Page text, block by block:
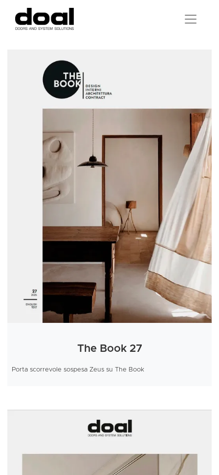
The Book 27
Porta scorrevole sospesa Zeus su The Book